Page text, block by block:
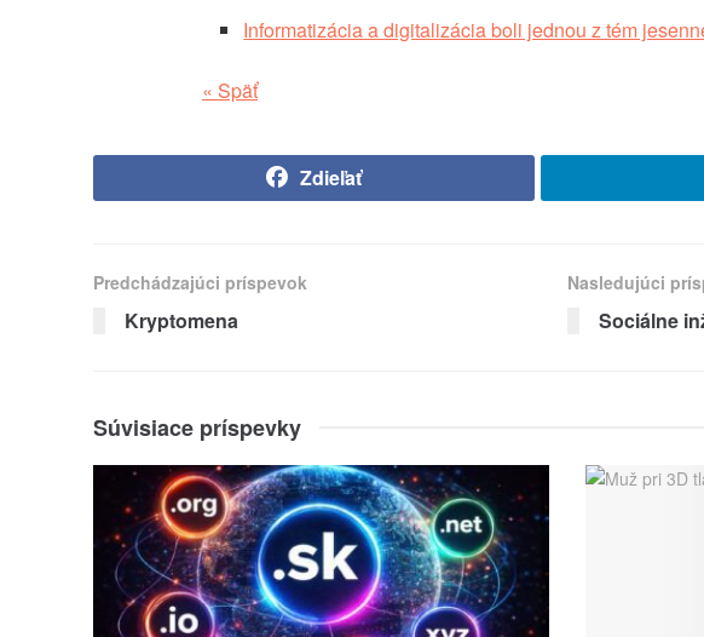
Informatizácia a digitalizácia boli jednou z tém
« Späť
Zdieľať
Predchádzajúci príspevok
Kryptomena
Nasledujúci
Sociálne
Súvisiace príspevky